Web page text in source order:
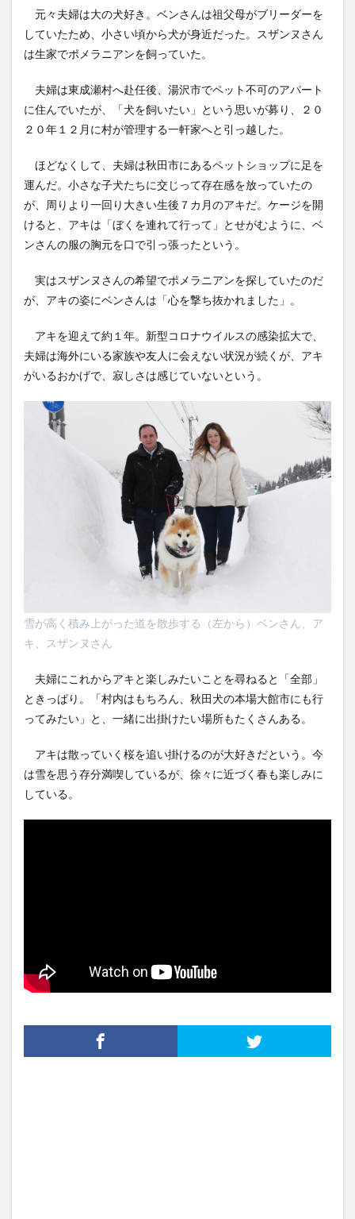
元々夫婦は大の犬好き。ベンさんは祖父母がブリーダーを
していたため、小さい頃から犬が身近だった。スザンヌさん
は生家でポメラニアンを飼っていた。
夫婦は東成瀬村へ赴任後、湯沢市でペット不可のアパート
に住んでいたが、「犬を飼いたい」という思いが募り、２０
２０年１２月に村が管理する一軒家へと引っ越した。
ほどなくして、夫婦は秋田市にあるペットショップに足を
運んだ。小さな子犬たちに交じって存在感を放っていたの
が、周りより一回り大きい生後７カ月のアキだ。ケージを開
けると、アキは「ぼくを連れて行って」とせがむように、ベ
ンさんの服の胸元を口で引っ張ったという。
実はスザンヌさんの希望でポメラニアンを探していたのだ
が、アキの姿にベンさんは「心を撃ち抜かれました」。
アキを迎えて約１年。新型コロナウイルスの感染拡大で、
夫婦は海外にいる家族や友人に会えない状況が続くが、アキ
がいるおかげで、寂しさは感じていないという。
雪が高く積み上がった道を散歩する（左から）ベンさん、ア
キ、スザンヌさん
夫婦にこれからアキと楽しみたいことを尋ねると「全部」
ときっぱり。「村内はもちろん、秋田犬の本場大館市にも行
ってみたい」と、一緒に出掛けたい場所もたくさんある。
アキは散っていく桜を追い掛けるのが大好きだという。今
は雪を思う存分満喫しているが、徐々に近づく春も楽しみに
している。